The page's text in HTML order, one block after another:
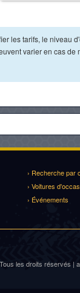
les tarifs, le niveau
varier en cas
› Recherche par
› Voitures
› Événements
les droits réservés |